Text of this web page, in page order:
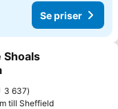
Se priser
Mina Favoriter
Shoals
3 637
till Sheffield